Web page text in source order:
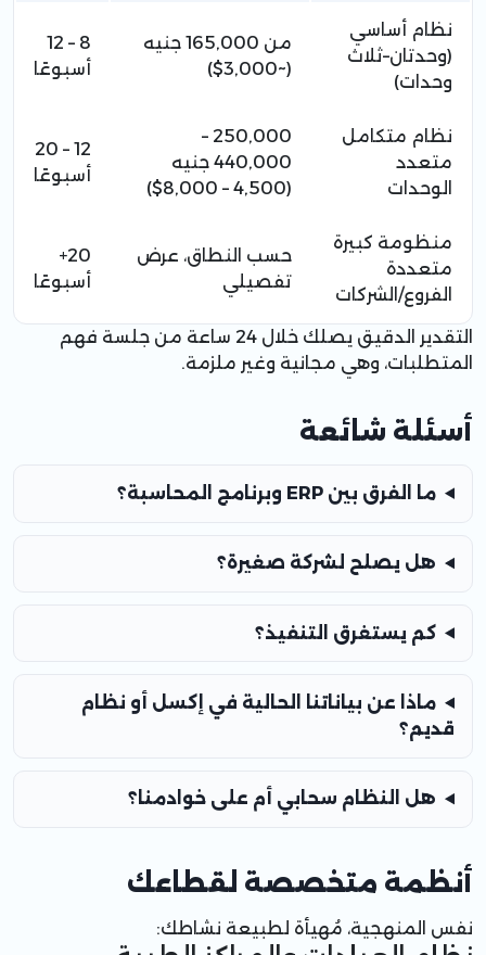
نظام أساسي
(وحدتان–ثلاث
وحدات)
من 165,000 جنيه
(~3,000$)
8 – 12
أسبوعًا
نظام متكامل
متعدد
الوحدات
250,000 –
440,000 جنيه
(4,500 – 8,000$)
12 – 20
أسبوعًا
منظومة كبيرة
متعددة
الفروع/الشركات
حسب النطاق، عرض
تفصيلي
20+
أسبوعًا
التقدير الدقيق يصلك خلال 24 ساعة من جلسة فهم
المتطلبات، وهي مجانية وغير ملزمة.
أسئلة شائعة
ما الفرق بين ERP وبرنامج المحاسبة؟
هل يصلح لشركة صغيرة؟
كم يستغرق التنفيذ؟
ماذا عن بياناتنا الحالية في إكسل أو نظام
قديم؟
هل النظام سحابي أم على خوادمنا؟
أنظمة متخصصة لقطاعك
نفس المنهجية، مُهيأة لطبيعة نشاطك: